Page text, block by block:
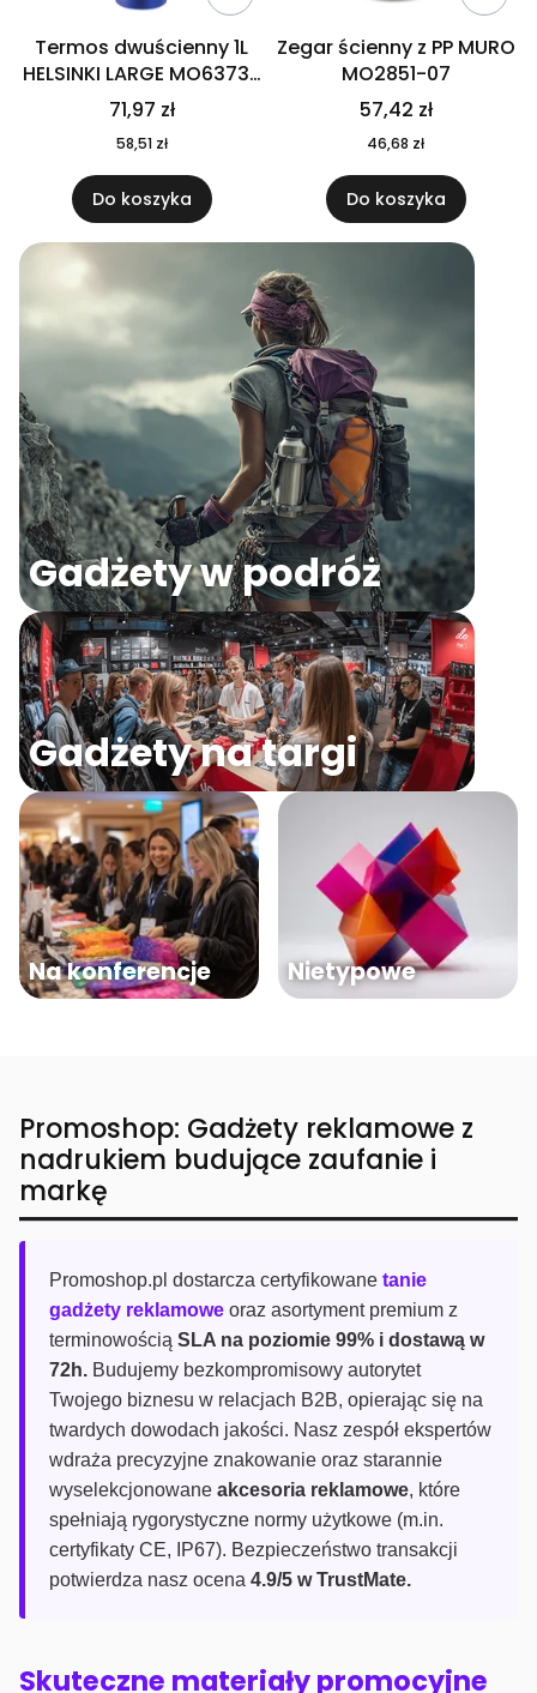
Termos dwuścienny 1L
HELSINKI LARGE MO6373-
04
71,97 zł
58,51 zł
Do koszyka
Zegar ścienny z PP MURO
MO2851-07
57,42 zł
46,68 zł
Do koszyka
Gadżety w podróż
Gadżety na targi
Na konferencje Nietypowe
Promoshop: Gadżety reklamowe z
nadrukiem budujące zaufanie i
markę
Promoshop.pl dostarcza certyfikowane tanie
gadżety reklamowe oraz asortyment premium z
terminowością SLA na poziomie 99% i dostawą w
72h. Budujemy bezkompromisowy autorytet
Twojego biznesu w relacjach B2B, opierając się na
twardych dowodach jakości. Nasz zespół ekspertów
wdraża precyzyjne znakowanie oraz starannie
wyselekcjonowane akcesoria reklamowe, które
spełniają rygorystyczne normy użytkowe (m.in.
certyfikaty CE, IP67). Bezpieczeństwo transakcji
potwierdza nasz ocena 4.9/5 w TrustMate.
Skuteczne materiały promocyjne